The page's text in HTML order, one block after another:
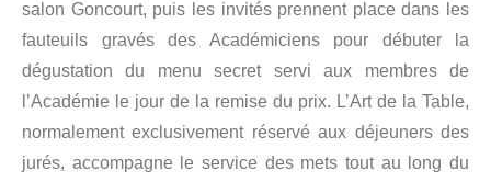
salon Goncourt, puis les invités prennent place dans les
fauteuils gravés des Académiciens pour débuter la
dégustation du menu secret servi aux membres de
l’Académie le jour de la remise du prix. L’Art de la Table,
normalement exclusivement réservé aux déjeuners des
jurés, accompagne le service des mets tout au long du